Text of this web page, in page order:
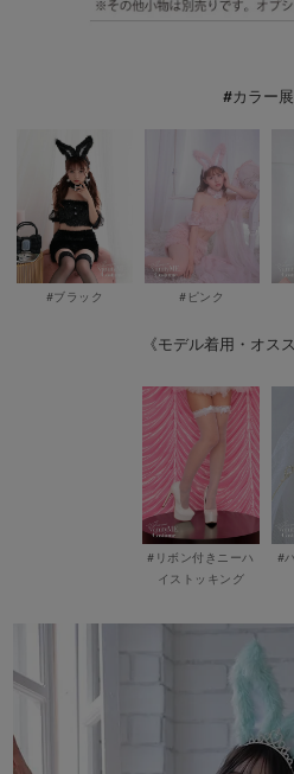
#カラー
#ブラック #ピンク
《モデル着用・オス
#リボン付きニーハ
イストッキング
#